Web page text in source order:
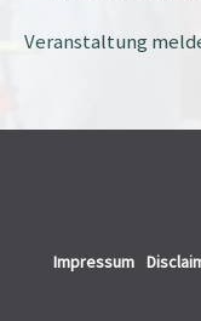
Veranstaltung
Impressum